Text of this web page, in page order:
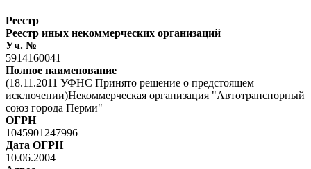
Реестр
Реестр иных некоммерческих организаций
Уч. №
5914160041
Полное наименование
(18.11.2011 УФНС Принято решение о предстоящем
исключении)Некоммерческая организация "Автотранспорный
союз города Перми"
ОГРН
1045901247996
Дата ОГРН
10.06.2004